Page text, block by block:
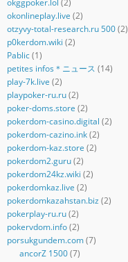
okonlineplay.live (2)
otzyvy-total-research.ru 500(2)
p0kerdom.wiki (2)
Pablic(1)
petites infos＊ニュース (14)
play-7k.live (2)
playpoker-ru.ru(2)
poker-doms.store (2)
pokerdom-casino.digital (2)
pokerdom-cazino.ink(2)
pokerdom-kaz.store (2)
pokerdom2.guru(2)
pokerdom24kz.wiki (2)
pokerdomkaz.live (2)
pokerdomkazahstan.biz (2)
pokerplay-ru.ru(2)
pokervdom.info(2)
porsukgundem.com(7)
ancorZ 1500(7)